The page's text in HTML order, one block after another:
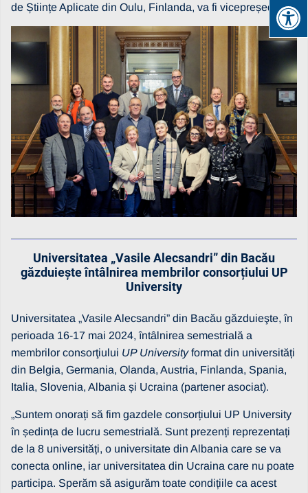
de Științe Aplicate din Oulu, Finlanda, va fi vicepreședinte.
Universitatea „Vasile Alecsandri” din Bacău
găzduiește întâlnirea membrilor consorțiului UP
University
Universitatea „Vasile Alecsandri” din Bacău găzduieşte, în
perioada 16-17 mai 2024, întâlnirea semestrială a
membrilor consorţiului UP Universityformat din universități
din Belgia, Germania, Olanda, Austria, Finlanda, Spania,
Italia, Slovenia, Albania și Ucraina (partener asociat).
„Suntem onorați să fim gazdele consorțiului UP University
în ședința de lucru semestrială. Sunt prezenți reprezentați
de la 8 universități, o universitate din Albania care se va
conecta online, iar universitatea din Ucraina care nu poate
participa. Sperăm să asigurăm toate condițiile ca acest